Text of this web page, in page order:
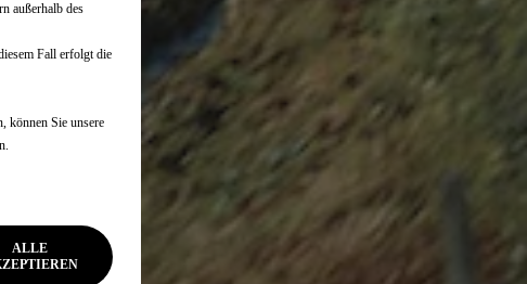
außerhalb des
Fall erfolgt die
können Sie unsere
ALLE